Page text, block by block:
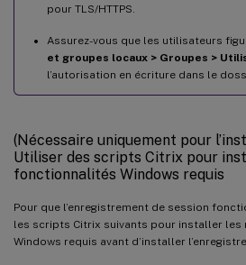
pour TLS/HTTPS.
Assurez-vous que les utilisateurs
et groupes locaux > Groupes >
l’autorisation en écriture dans le
(Nécessaire uniquement pour
Utiliser des scripts Citrix pour
fonctionnalités Windows requis
Pour que l’enregistrement de session
les scripts Citrix suivants pour installer
Windows requis avant d’installer